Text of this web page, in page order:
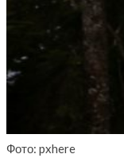
Фото: pxhere